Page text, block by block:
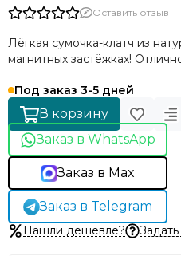
Оставить отзыв
Лёгкая сумочка-клатч из
магнитных застёжках!
Под заказ 3-5 дней
В корзину
Заказ в WhatsApp
Заказ в Max
Заказ в Telegram
Нашли дешевле?